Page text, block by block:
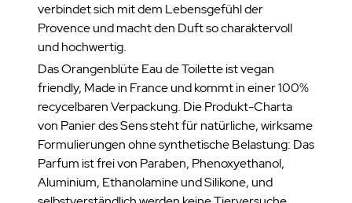
verbindet sich mit dem Lebensgefühl der
Provence und macht den Duft so charaktervoll
und hochwertig.
Das Orangenblüte Eau de Toilette ist vegan
friendly, Made in France und kommt in einer 100%
recycelbaren Verpackung. Die Produkt-Charta
von Panier des Sens steht für natürliche, wirksame
Formulierungen ohne synthetische Belastung: Das
Parfum ist frei von Paraben, Phenoxyethanol,
Aluminium, Ethanolamine und Silikone, und